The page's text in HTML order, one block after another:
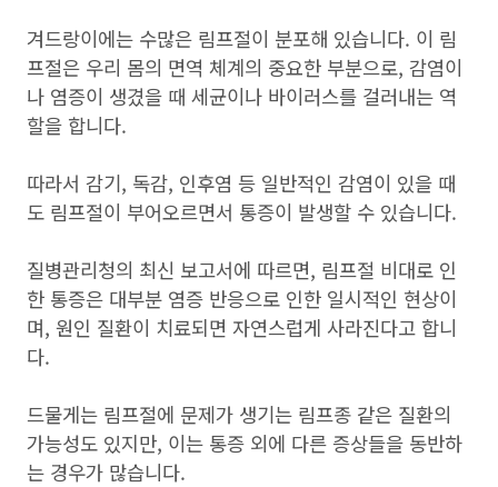
겨드랑이에는 수많은 림프절이 분포해 있습니다. 이 림
프절은 우리 몸의 면역 체계의 중요한 부분으로, 감염이
나 염증이 생겼을 때 세균이나 바이러스를 걸러내는 역
할을 합니다.
따라서 감기, 독감, 인후염 등 일반적인 감염이 있을 때
도 림프절이 부어오르면서 통증이 발생할 수 있습니다.
질병관리청의 최신 보고서에 따르면, 림프절 비대로 인
한 통증은 대부분 염증 반응으로 인한 일시적인 현상이
며, 원인 질환이 치료되면 자연스럽게 사라진다고 합니
다.
드물게는 림프절에 문제가 생기는 림프종 같은 질환의
가능성도 있지만, 이는 통증 외에 다른 증상들을 동반하
는 경우가 많습니다.